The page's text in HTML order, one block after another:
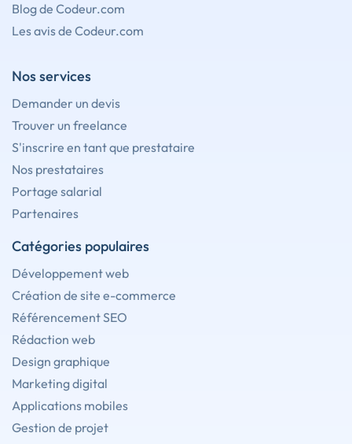
Blog de Codeur.com
Les avis de Codeur.com
Nos services
Demander un devis
Trouver un freelance
S'inscrire en tant que prestataire
Nos prestataires
Portage salarial
Partenaires
Catégories populaires
Développement web
Création de site e-commerce
Référencement SEO
Rédaction web
Design graphique
Marketing digital
Applications mobiles
Gestion de projet